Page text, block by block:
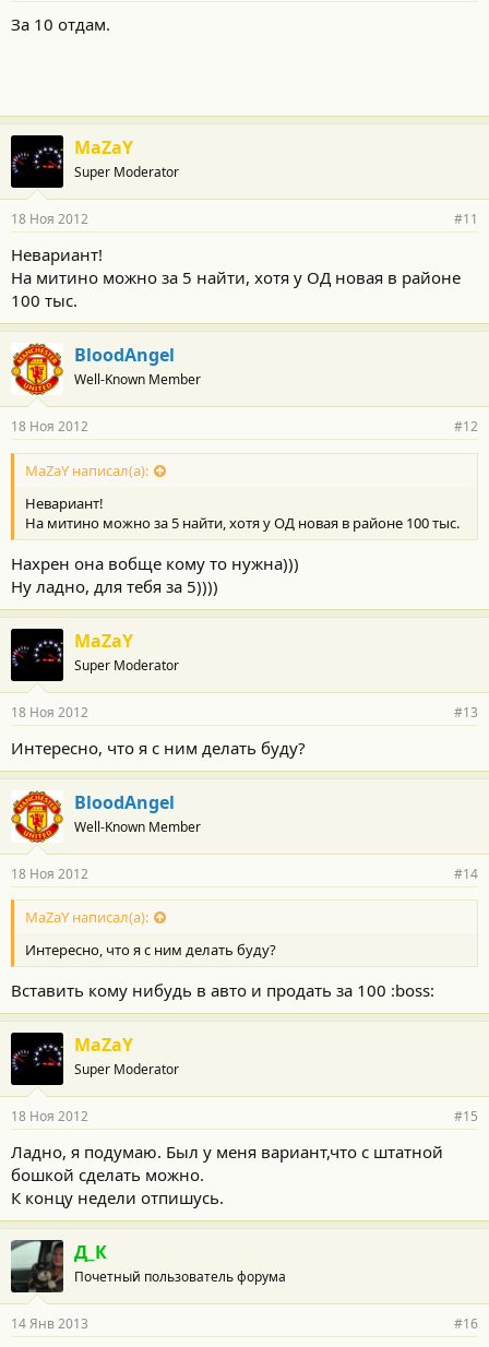
За 10 отдам.
MaZaY
Super Moderator
18 Ноя 2012 #11
Невариант!
На митино можно за 5 найти, хотя у ОД новая в районе
100 тыс.
BloodAngel
Well-Known Member
18 Ноя 2012 #12
MaZaY написал(а):
Невариант!
На митино можно за 5 найти, хотя у ОД новая в районе 100 тыс.
Нахрен она вобще кому то нужна)))
Ну ладно, для тебя за 5))))
MaZaY
Super Moderator
18 Ноя 2012 #13
Интересно, что я с ним делать буду?
BloodAngel
Well-Known Member
18 Ноя 2012 #14
MaZaY написал(а):
Интересно, что я с ним делать буду?
Вставить кому нибудь в авто и продать за 100 :boss:
MaZaY
Super Moderator
18 Ноя 2012 #15
Ладно, я подумаю. Был у меня вариант,что с штатной
бошкой сделать можно.
К концу недели отпишусь.
Д_К
Почетный пользователь форума
14 Янв 2013 #16